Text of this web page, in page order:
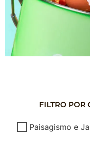
FILTRO POR
Paisagismo e